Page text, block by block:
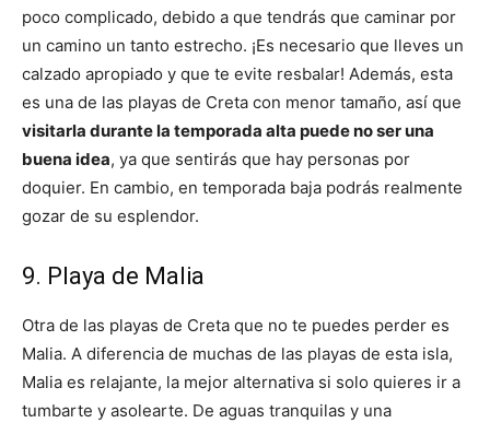
poco complicado, debido a que tendrás que caminar por
un camino un tanto estrecho. ¡Es necesario que lleves un
calzado apropiado y que te evite resbalar! Además, esta
es una de las playas de Creta con menor tamaño, así que
visitarla durante la temporada alta puede no ser una
buena idea, ya que sentirás que hay personas por
doquier. En cambio, en temporada baja podrás realmente
gozar de su esplendor.
9. Playa de Malia
Otra de las playas de Creta que no te puedes perder es
Malia. A diferencia de muchas de las playas de esta isla,
Malia es relajante, la mejor alternativa si solo quieres ir a
tumbarte y asolearte. De aguas tranquilas y una